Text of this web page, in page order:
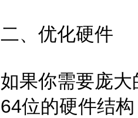
二、优化硬件
如果你需要庞
64位的硬件结